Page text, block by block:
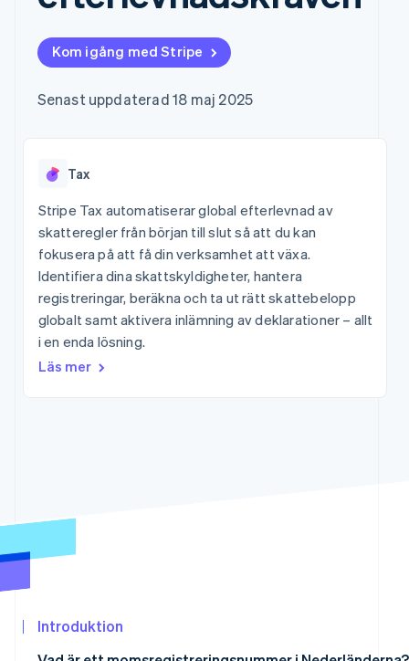
Accelererad kassaprocess
Financial Connections
Länkade finanskontodata
Recognition
Data Pipeline
Product roadmap
Se vad som kommer härnäst
Radar
Bedrägeribekämpning
Atlas
Bolagsbildning för startups
Climate
Koldioxidinfångning
Identity
Plattformar
Efter bransch
AI-företag
och fritid
Försäkringsbolag
Media och
underhållning
Ideella organisationer
Professionella tjänster
Offentlig sektor
Detaljhandel
Hantera abonnemang
användningsbaserad
fakturering
stödda kort
Tillhandahåll och
agenter
Resurser
Appintegrationer
Kodexempel
Utvecklarblogg
API-status
Företag
Produktplan
Sessions årliga
Karriärer
Nyhetsrum
Kontakta säljteamet
Bli partner
Kom igång med Stripe
Senast uppdaterad 18 maj 2025
Tax
Stripe Tax automatiserar global efterlevnad av
skatteregler från början till slut så att du kan
fokusera på att få din verksamhet att växa.
Identifiera dina skattskyldigheter, hantera
registreringar, beräkna och ta ut rätt skattebelopp
globalt samt aktivera inlämning av deklarationer – allt
i en enda lösning.
Läs mer
Introduktion